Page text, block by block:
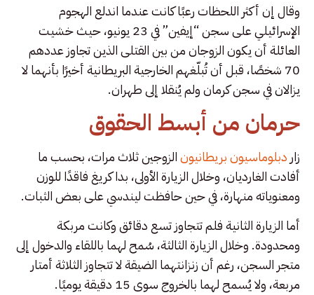
وقال إن أكثر اللحظات رعبًا كانت عندما اندلع الهجوم
الإسرائيلي على سجن “إيفين” في 23 يونيو، حيث خشيت
العائلة أن يكون الزوجان من بين القتلى الذين تجاوز عددهم
70 شخصًا، قبل أن تُبلّغهم الخارجية البريطانية أخيرًا بأنهما لا
يزالان في سجن كرمان ولم يُنقلا إلى طهران.
حرمان من أبسط الحقوق
زار دبلوماسيون بريطانيونالزوجين ثلاث مرات، بحسب ما
أفادت الغارديان، وخلال الزيارة الأولى، بدا كريغ فاقدًا للوزن
ومعنوياته منهارة، في حين حافظت ليندسي على بعض الثبات.
أما الزيارة الثانية فلم تتجاوز تسع دقائق وكانت مربكة
ومحدودة. وخلال الزيارة الثالثة، سُمح لهما باللقاء والدخول إلى
متجر السجن، رغم أن زنزانتهما الضيقة لا تتجاوز الثلاثة أمتار
مربعة، ولا يُسمح لهما بالخروج سوى 15 دقيقة يوميًا.